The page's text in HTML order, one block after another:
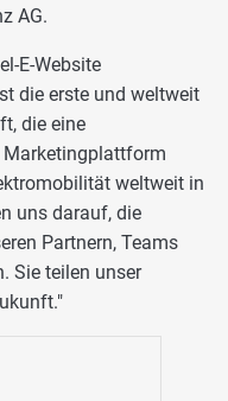
AG.
E-Website
die erste und weltweit
die eine
Marketingplattform
weltweit in
uns darauf, die
Partnern, Teams
Sie teilen unser